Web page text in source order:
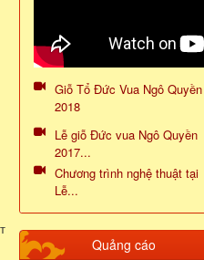
Giỗ Tổ Đức Vua Ngô Quyền
2018
Lễ giỗ Đức vua Ngô Quyền
2017...
Chương trình nghệ thuật tại
Lễ...
Quảng cáo